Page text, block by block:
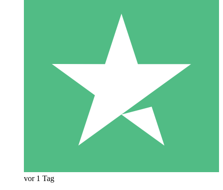
vor 1 Tag